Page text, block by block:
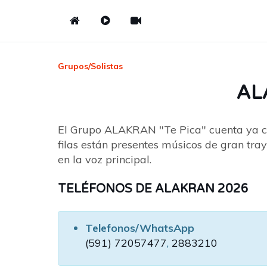
Grupos/Solistas
El Grupo ALAKRAN "Te Pica" cuenta ya
filas están presentes músicos de gran
en la voz principal.
TELÉFONOS DE ALAKRAN 2026
Telefonos/WhatsApp
(591) 72057477, 2883210